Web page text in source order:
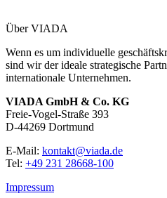
Über VIADA
Wenn es um individuelle
sind wir der ideale strategische
internationale Unternehmen.
VIADA GmbH & Co. KG
Freie-Vogel-Straße 393
D-44269 Dortmund
E-Mail: kontakt@viada.de
Tel: +49 231 28668-100
Impressum